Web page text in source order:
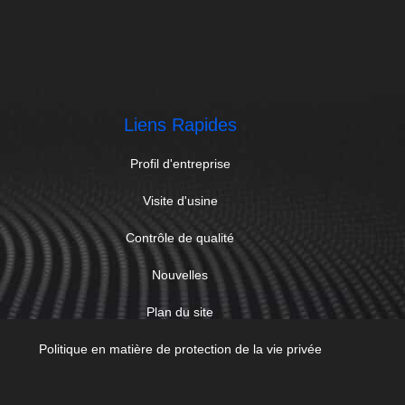
Liens Rapides
Profil d'entreprise
Visite d'usine
Contrôle de qualité
Nouvelles
Plan du site
Politique en matière de protection de la vie privée